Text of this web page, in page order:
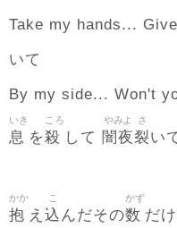
Take my hands...
いて
By my side... Won't
息
いき
を殺
ころ
して 闇夜
やみよ
裂
さ
い
抱
かか
え 込
こ
んだその数
かず
だけ